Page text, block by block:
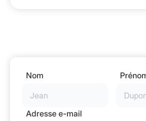
Nom
Adresse e-mail